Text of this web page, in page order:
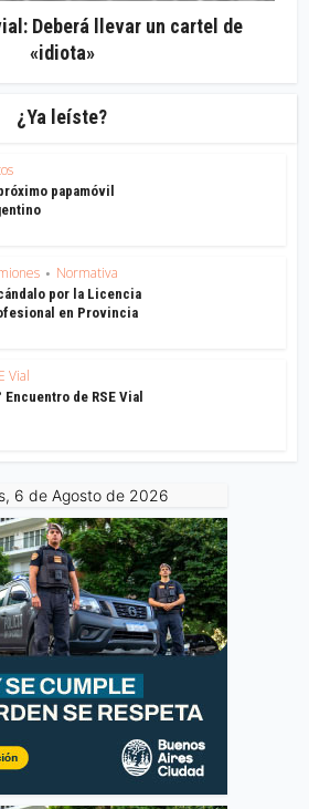
Deberá llevar un cartel de
«idiota»
¿Ya leíste?
papamóvil
• Normativa
por la Licencia
en Provincia
Vial
Encuentro de RSE Vial
6 de Agosto de 2026